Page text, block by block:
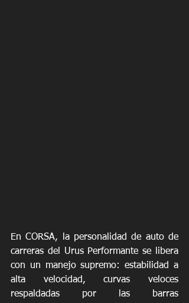
En CORSA, la personalidad de auto de
carreras del Urus Performante se libera
con un manejo supremo: estabilidad a
alta velocidad, curvas veloces
respaldadas por las barras